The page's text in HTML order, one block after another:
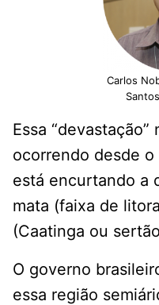
Carlos
Essa
ocorrendo desde
está encurtando a
mata (faixa de
(Caatinga ou
O governo
essa região